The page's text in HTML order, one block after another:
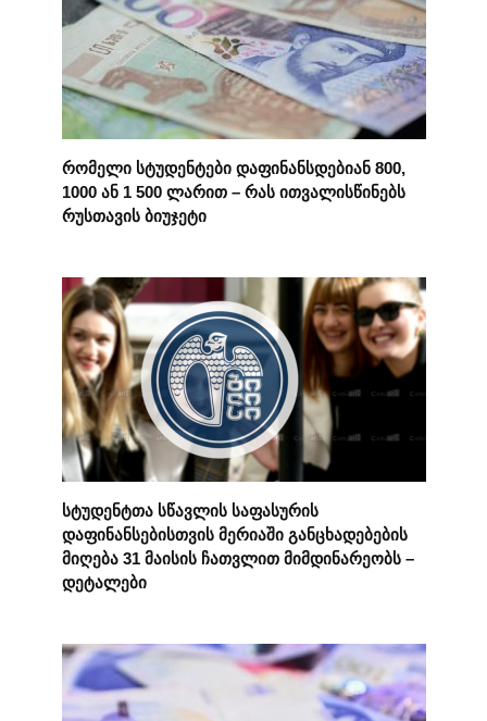
რომელი სტუდენტები დაფინანსდებიან 800,
1000 ან 1 500 ლარით – რას ითვალისწინებს
რუსთავის ბიუჯეტი
სტუდენტთა სწავლის საფასურის
დაფინანსებისთვის მერიაში განცხადებების
მიღება 31 მაისის ჩათვლით მიმდინარეობს –
დეტალები